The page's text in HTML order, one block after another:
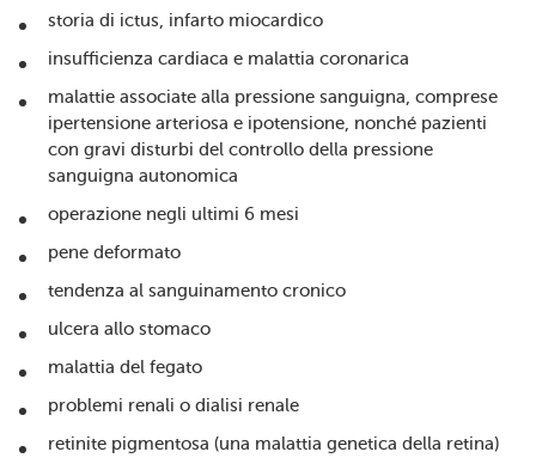
storia di ictus, infarto miocardico
insufficienza cardiaca e malattia coronarica
malattie associate alla pressione sanguigna, comprese
ipertensione arteriosa e ipotensione, nonché pazienti
con gravi disturbi del controllo della pressione
sanguigna autonomica
operazione negli ultimi 6 mesi
pene deformato
tendenza al sanguinamento cronico
ulcera allo stomaco
malattia del fegato
problemi renali o dialisi renale
retinite pigmentosa (una malattia genetica della retina)